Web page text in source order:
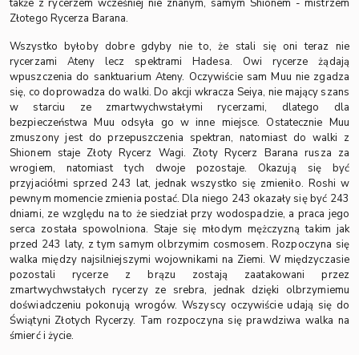
także z rycerzem wcześniej nie znanym, samym Shionem - mistrzem
Złotego Rycerza Barana.
Wszystko byłoby dobre gdyby nie to, że stali się oni teraz nie
rycerzami Ateny lecz spektrami Hadesa. Owi rycerze żądają
wpuszczenia do sanktuarium Ateny. Oczywiście sam Muu nie zgadza
się, co doprowadza do walki. Do akcji wkracza Seiya, nie mający szans
w starciu ze zmartwychwstałymi rycerzami, dlatego dla
bezpieczeństwa Muu odsyła go w inne miejsce. Ostatecznie Muu
zmuszony jest do przepuszczenia spektran, natomiast do walki z
Shionem staje Złoty Rycerz Wagi. Złoty Rycerz Barana rusza za
wrogiem, natomiast tych dwoje pozostaje. Okazują się być
przyjaciółmi sprzed 243 lat, jednak wszystko się zmieniło. Roshi w
pewnym momencie zmienia postać. Dla niego 243 okazały się być 243
dniami, ze względu na to że siedział przy wodospadzie, a praca jego
serca została spowolniona. Staje się młodym mężczyzną takim jak
przed 243 laty, z tym samym olbrzymim cosmosem. Rozpoczyna się
walka między najsilniejszymi wojownikami na Ziemi. W międzyczasie
pozostali rycerze z brązu zostają zaatakowani przez
zmartwychwstałych rycerzy ze srebra, jednak dzięki olbrzymiemu
doświadczeniu pokonują wrogów. Wszyscy oczywiście udają się do
Świątyni Złotych Rycerzy. Tam rozpoczyna się prawdziwa walka na
śmierć i życie.